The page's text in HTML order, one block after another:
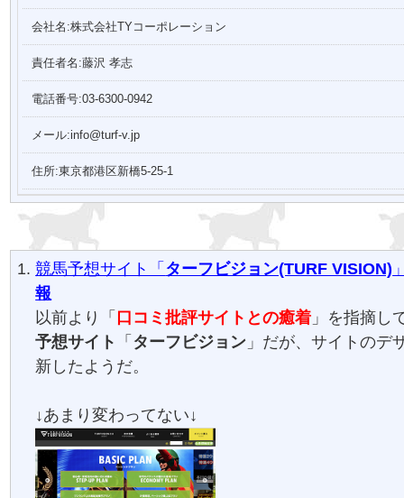
会社名:株式会社TYコーポレーション
責任者名:藤沢 孝志
電話番号:03-6300-0942
メール:info@turf-v.jp
住所:東京都港区新橋5-25-1
競馬予想サイト「 ターフビジョン(TURF VISION)
報
以前より「 口コミ批評サイトとの癒着 」を指摘し
予想サイト
「 ターフビジョン 」だが、サイトのデ
新したようだ。
↓あまり変わってない↓